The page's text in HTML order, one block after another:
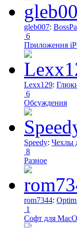
gleb007:
6
Приложения
Lexx129:
6
Обсуждения
Speedy: Чехлы
8
Разное
rom7344:
1
Софт для